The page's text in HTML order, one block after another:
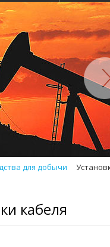
для добычи
кабеля